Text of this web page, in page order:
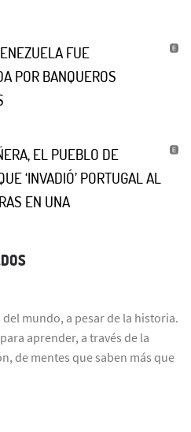
FUE
POR BANQUEROS
EL PUEBLO DE
‘INVADIÓ’ PORTUGAL AL
EN UNA
mundo, a pesar de la historia.
aprender, a través de la
de mentes que saben más que